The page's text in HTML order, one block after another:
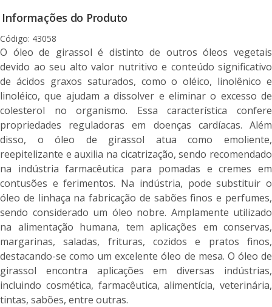
Informações do Produto
Código: 43058
O óleo de girassol é distinto de outros óleos vegetais
devido ao seu alto valor nutritivo e conteúdo significativo
de ácidos graxos saturados, como o oléico, linolênico e
linoléico, que ajudam a dissolver e eliminar o excesso de
colesterol no organismo. Essa característica confere
propriedades reguladoras em doenças cardíacas. Além
disso, o óleo de girassol atua como emoliente,
reepitelizante e auxilia na cicatrização, sendo recomendado
na indústria farmacêutica para pomadas e cremes em
contusões e ferimentos. Na indústria, pode substituir o
óleo de linhaça na fabricação de sabões finos e perfumes,
sendo considerado um óleo nobre. Amplamente utilizado
na alimentação humana, tem aplicações em conservas,
margarinas, saladas, frituras, cozidos e pratos finos,
destacando-se como um excelente óleo de mesa. O óleo de
girassol encontra aplicações em diversas indústrias,
incluindo cosmética, farmacêutica, alimentícia, veterinária,
tintas, sabões, entre outras.